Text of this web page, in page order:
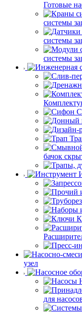
Готовые
системы
системы
системы
бачок
узел
для